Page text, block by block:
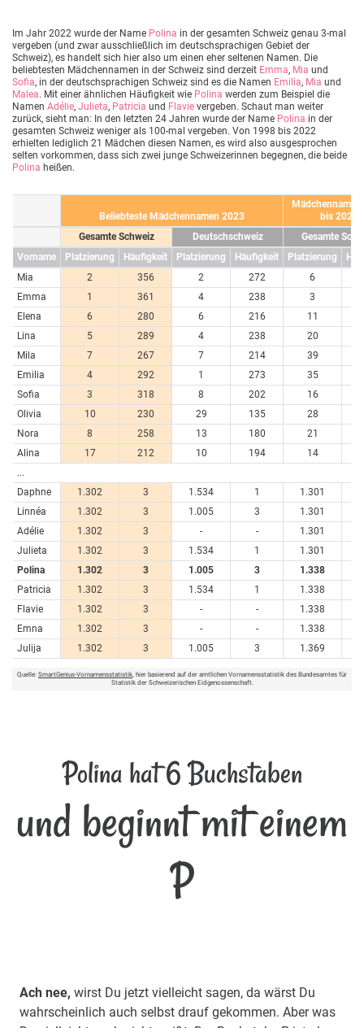
Im Jahr 2022 wurde der Name Polina in der gesamten Schweiz genau 3-mal
vergeben (und zwar ausschließlich im deutschsprachigen Gebiet der
Schweiz), es handelt sich hier also um einen eher seltenen Namen. Die
beliebtesten Mädchennamen in der Schweiz sind derzeit Emma, Mia und
Sofia, in der deutschsprachigen Schweiz sind es die Namen Emilia, Mia und
Malea. Mit einer ähnlichen Häufigkeit wie Polina werden zum Beispiel die
Namen Adélie, Julieta, Patricia und Flavie vergeben. Schaut man weiter
zurück, sieht man: In den letzten 24 Jahren wurde der Name Polina in der
gesamten Schweiz weniger als 100-mal vergeben. Von 1998 bis 2022
erhielten lediglich 21 Mädchen diesen Namen, es wird also ausgesprochen
selten vorkommen, dass sich zwei junge Schweizerinnen begegnen, die beide
Polina heißen.
Beliebteste Mädchennamen 2023
Mädchennamen
bis 2023
Gesamte Schweiz
Deutschschweiz
Gesamte
Vorname
Platzierung Häufigkeit Platzierung Häufigkeit Platzierung
Mia
2 356 2 272 6
Emma
1 361 4 238 3
Elena
6 280 6 216 11
Lina
5 289 4 238 20
Mila
7 267 7 214 39
Emilia
4 292 1 273 35
Sofia
3 318 8 202 16
Olivia
10 230 29 135 28
Nora
8 258 13 180 21
Alina
17 212 10 194 14
...
Daphne
1.302 3 1.534 1 1.301
Linnéa
1.302 3 1.005 3 1.301
Adélie
1.302 3 - - 1.301
Julieta
1.302 3 1.534 1 1.301
Polina
1.302 3 1.005 3 1.338
Patricia
1.302 3 1.534 1 1.338
Flavie
1.302 3 - - 1.338
Emna
1.302 3 - - 1.338
Julija
1.302 3 1.005 3 1.369
Quelle: SmartGenius-Vornamensstatistik , hier basierend auf der amtlichen Vornamensstatistik des Bundesamtes für
Statistik der Schweizerischen Eidgenossenschaft.
Polina hat 6 Buchstaben
und beginnt mit einem
P
Ach nee, wirst Du jetzt vielleicht sagen, da wärst Du
wahrscheinlich auch selbst drauf gekommen. Aber was